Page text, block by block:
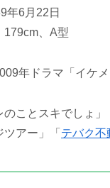
年6月22日
179cm、A型
年ドラマ「イケメ
のことスキでしょ
アー」「 テバク不